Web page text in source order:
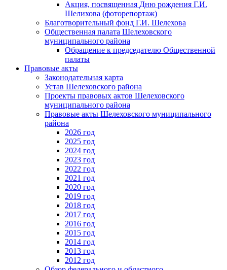
Акция, посвященная Дню рождения Г.И.
Шелихова (фоторепортаж)
Благотворительный фонд Г.И. Шелехова
Общественная палата Шелеховского
муниципального района
Обращение к председателю Общественной
палаты
Правовые акты
Законодательная карта
Устав Шелеховского района
Проекты правовых актов Шелеховского
муниципального района
Правовые акты Шелеховского муниципального
района
2026 год
2025 год
2024 год
2023 год
2022 год
2021 год
2020 год
2019 год
2018 год
2017 год
2016 год
2015 год
2014 год
2013 год
2012 год